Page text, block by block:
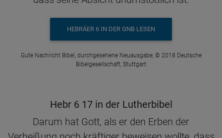
HEBRÄER 6 IN DER GNB LESEN
Gute Nachricht Bibel, durchgesehene Neuausgabe, © 2018 Deutsche
Bibelgesellschaft, Stuttgart
Hebr 6 17 in der Lutherbibel
Darum hat Gott, als er den Erben der